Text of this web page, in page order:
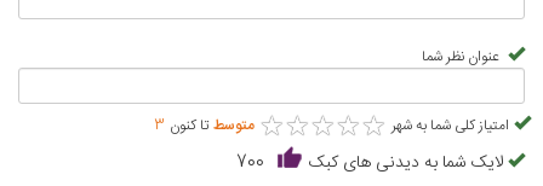
عنوان نظر شما
امتیاز کلی شما به شهر ★★★★★
★★★★★ متوسط تا کنون 3
لایک شما به دیدنی های کبک 700